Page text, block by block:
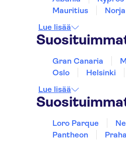
Mauritius
Norja
Lue lisää
Gran Canaria
Oslo
Helsinki
Lue lisää
Loro Parque
Pantheon